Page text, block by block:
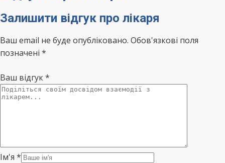
Залишити відгук про лікаря
Ваш email не буде опубліковано. Обов'язкові поля
позначені *
Ваш відгук*
Ім'я *